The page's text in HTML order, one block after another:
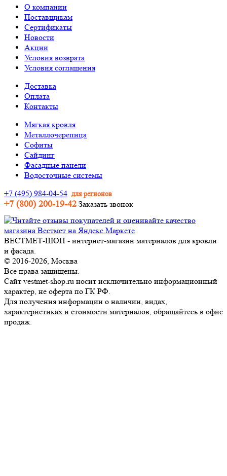
О компании
Поставщикам
Сертификаты
Новости
Акции
Условия возврата
Условия соглашения
Доставка
Оплата
Контакты
Мягкая кровля
Металлочерепица
Софиты
Сайдинг
Фасадные панели
Водосточные системы
+7 (495) 984-04-54 для регионов
+7 (800) 200-19-42 Заказать звонок
ВЕСТМЕТ-ШОП - интернет-магазин материалов для кровли
и фасада.
© 2016-2026, Москва
Все права защищены.
Сайт vestmet-shop.ru носит исключительно информационный
характер, не оферта по ГК РФ.
Для получения информации о наличии, видах,
характеристиках и стоимости материалов, обращайтесь в офис
продаж.